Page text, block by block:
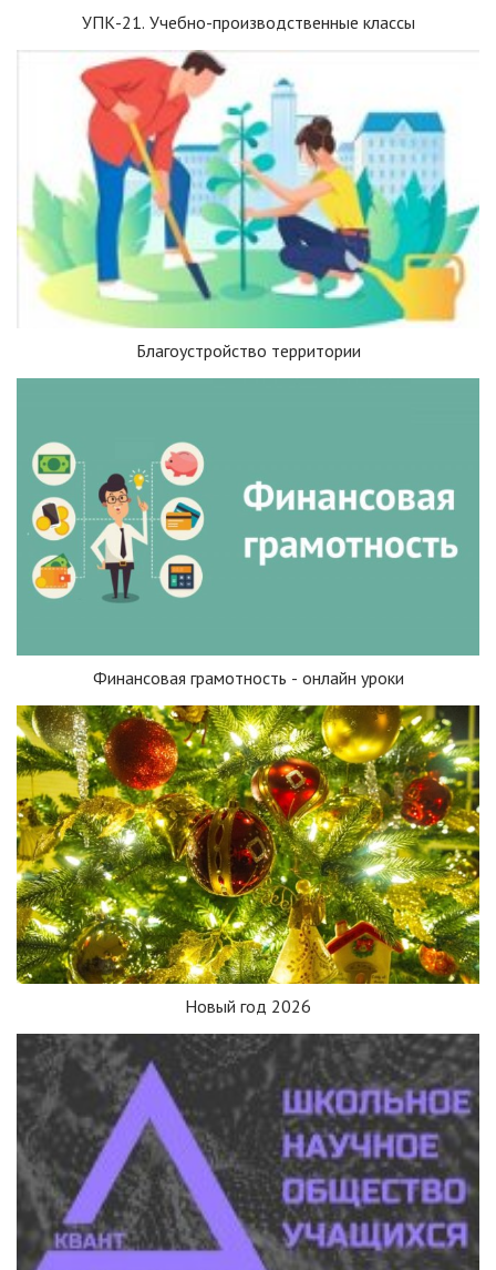
УПК-21. Учебно-производственные классы
Благоустройство территории
Финансовая грамотность - онлайн уроки
Новый год 2026